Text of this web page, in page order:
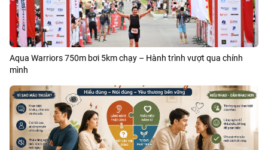
Aqua Warriors 750m bơi 5km chạy – Hành trình vượt qua chính
mình